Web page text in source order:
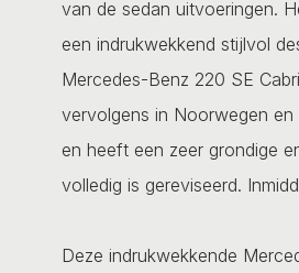
van de sedan uitvoeringen.
een indrukwekkend stijlvol
Mercedes-Benz 220 SE
vervolgens in Noorwegen en
en heeft een zeer grondige
volledig is gereviseerd.
Deze indrukwekkende